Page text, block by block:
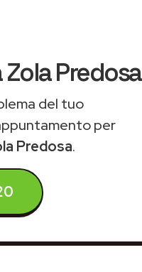
Predosa
del tuo
per
Predosa.